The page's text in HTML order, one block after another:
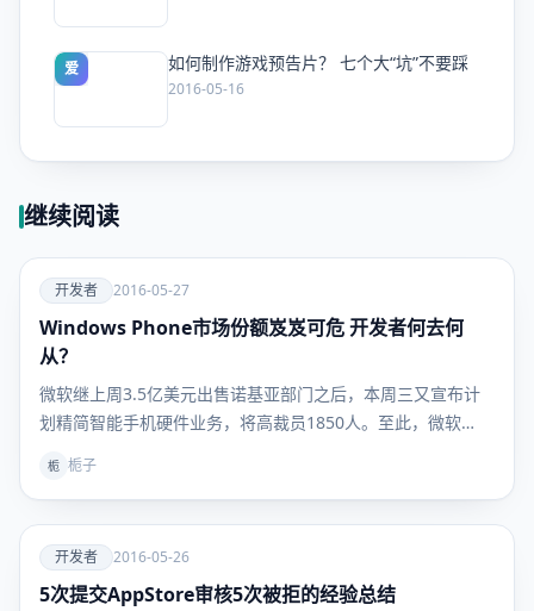
爱 如何制作游戏预告片？ 七个大“坑”不要踩
2016-05-16
继续阅读
爱
开发者
开发者 2016-05-27
Windows Phone市场份额岌岌可危 开发者何去何
从？
微软继上周3.5亿美元出售诺基亚部门之后，本周三又宣布计
划精简智能手机硬件业务，将高裁员1850人。至此，微软…
栀 栀子
爱
开发者
开发者 2016-05-26
5次提交AppStore审核5次被拒的经验总结